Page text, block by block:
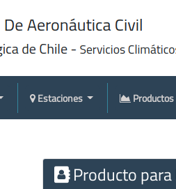
Estaciones Productos
Producto para